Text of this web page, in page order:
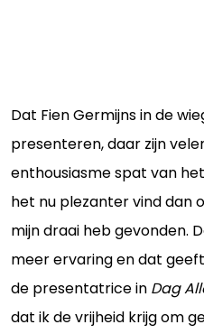
Dat Fien Germijns in de
presenteren, daar zijn
enthousiasme spat van
het nu plezanter vind dan
mijn draai heb gevonden.
meer ervaring en dat
de presentatrice in Dag
dat ik de vrijheid krijg om